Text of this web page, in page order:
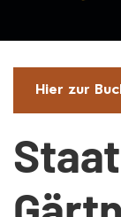
Hier zur